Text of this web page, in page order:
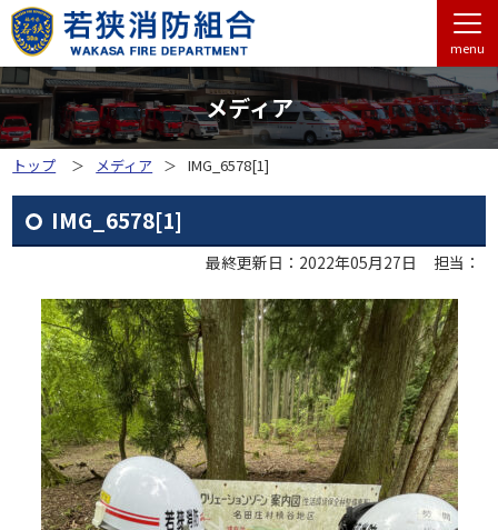
menu
メディア
トップ メディア IMG_6578[1]
IMG_6578[1]
最終更新日：2022年05月27日 担当：